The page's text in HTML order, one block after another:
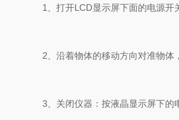
1、打开LCD显示屏下面的电源开
2、沿着物体的移动方向对准物体，
3、关闭仪器：按液晶显示屏下的电